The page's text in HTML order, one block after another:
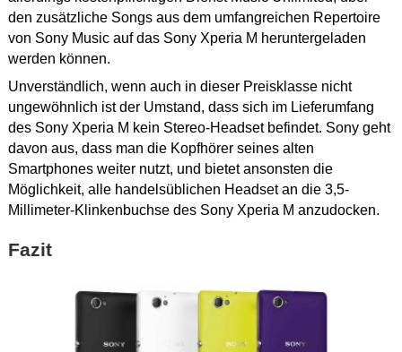
den zusätzliche Songs aus dem umfangreichen Repertoire
von Sony Music auf das Sony Xperia M heruntergeladen
werden können.
Unverständlich, wenn auch in dieser Preisklasse nicht
ungewöhnlich ist der Umstand, dass sich im Lieferumfang
des Sony Xperia M kein Stereo-Headset befindet. Sony geht
davon aus, dass man die Kopfhörer seines alten
Smartphones weiter nutzt, und bietet ansonsten die
Möglichkeit, alle handelsüblichen Headset an die 3,5-
Millimeter-Klinkenbuchse des Sony Xperia M anzudocken.
Fazit